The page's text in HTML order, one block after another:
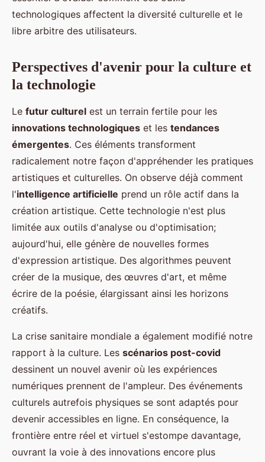
technologiques affectent la diversité culturelle et le
libre arbitre des utilisateurs.
Perspectives d'avenir pour la culture et
la technologie
Le futur culturel est un terrain fertile pour les
innovations technologiques et les tendances
émergentes. Ces éléments transforment
radicalement notre façon d'appréhender les pratiques
artistiques et culturelles. On observe déjà comment
l'intelligence artificielle prend un rôle actif dans la
création artistique. Cette technologie n'est plus
limitée aux outils d'analyse ou d'optimisation;
aujourd'hui, elle génère de nouvelles formes
d'expression artistique. Des algorithmes peuvent
créer de la musique, des œuvres d'art, et même
écrire de la poésie, élargissant ainsi les horizons
créatifs.
La crise sanitaire mondiale a également modifié notre
rapport à la culture. Les scénarios post-covid
dessinent un nouvel avenir où les expériences
numériques prennent de l'ampleur. Des événements
culturels autrefois physiques se sont adaptés pour
devenir accessibles en ligne. En conséquence, la
frontière entre réel et virtuel s'estompe davantage,
ouvrant la voie à des innovations encore plus